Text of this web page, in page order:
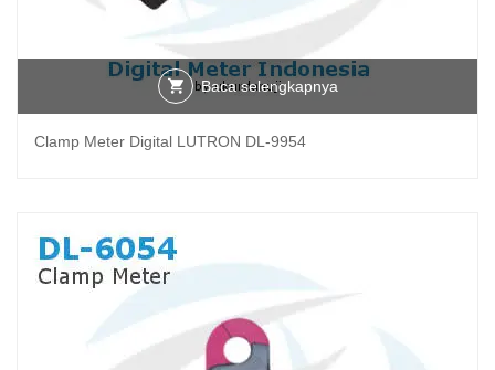
Baca selengkapnya
Clamp Meter Digital LUTRON DL-9954